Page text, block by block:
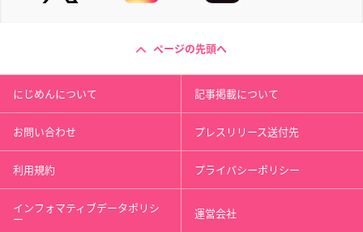
ページの先頭へ
にじめんについて 記事掲載について
お問い合わせ プレスリリース送付先
利用規約 プライバシーポリシー
インフォマティブデータポリシ
ー 運営会社